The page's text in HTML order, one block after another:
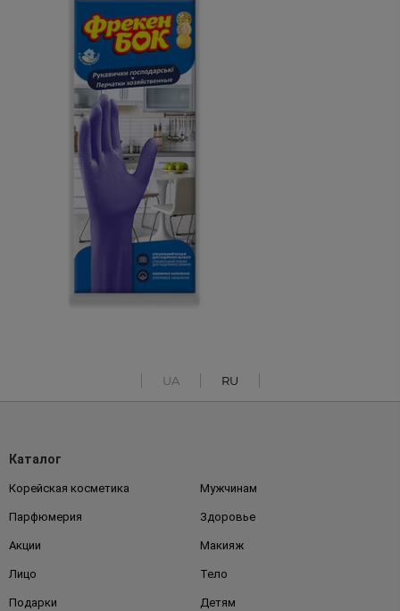
UA RU
Каталог
Корейская косметика Мужчинам
Парфюмерия Здоровье
Акции Макияж
Лицо Тело
Подарки Детям